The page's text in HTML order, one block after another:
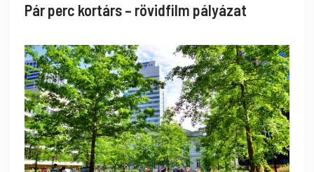
Pár perc kortárs – rövidfilm pályázat